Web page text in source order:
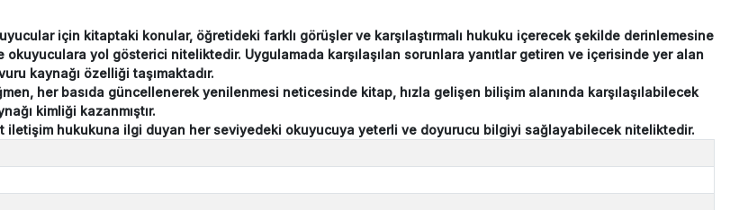
için kitaptaki konular, öğretideki farklı görüşler ve karşılaştırmalı hukuku içerecek şekilde derinlemesine
yol gösterici niteliktedir. Uygulamada karşılaşılan sorunlara yanıtlar getiren ve içerisinde yer alan
kaynağı özelliği taşımaktadır.
her basıda güncellenerek yenilenmesi neticesinde kitap, hızla gelişen bilişim alanında karşılaşılabilecek
kimliği kazanmıştır.
hukukuna ilgi duyan her seviyedeki okuyucuya yeterli ve doyurucu bilgiyi sağlayabilecek niteliktedir.